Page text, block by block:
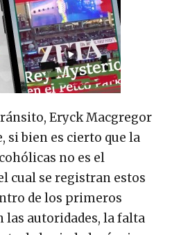
Eryck Macgregor
si bien es cierto que la
no es el
cual se registran estos
de los primeros
las autoridades, la falta